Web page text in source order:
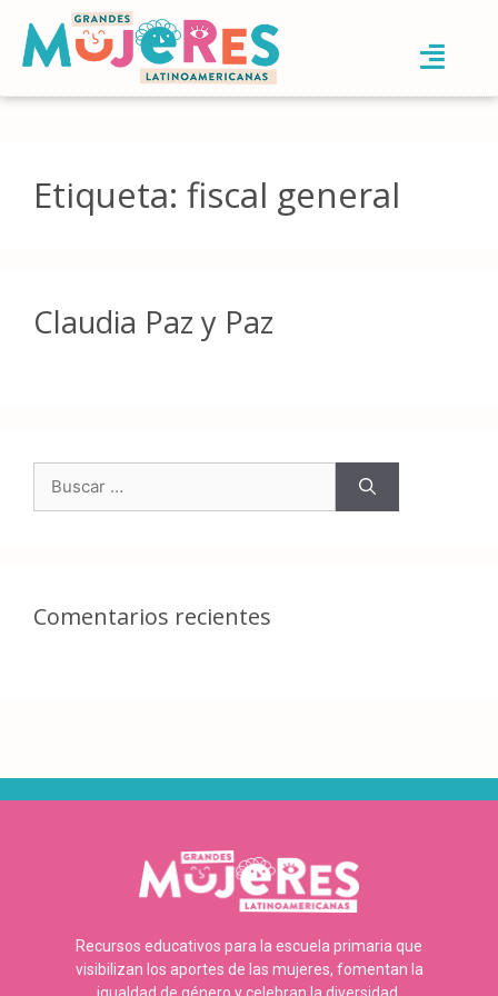
Etiqueta: fiscal general
Claudia Paz y Paz
Comentarios recientes
Recursos educativos para la escuela primaria que
visibilizan los aportes de las mujeres, fomentan la
igualdad de género y celebran la diversidad.